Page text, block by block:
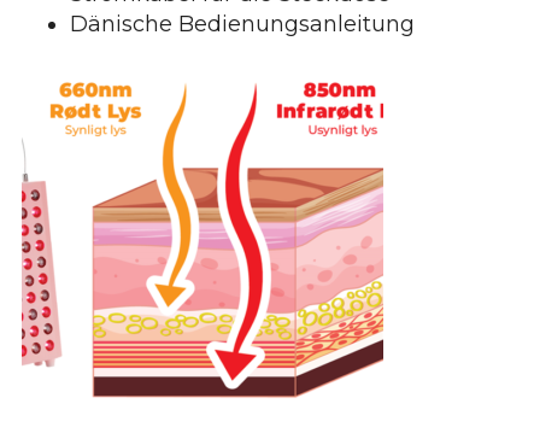
Dänische Bedienungsanleitung